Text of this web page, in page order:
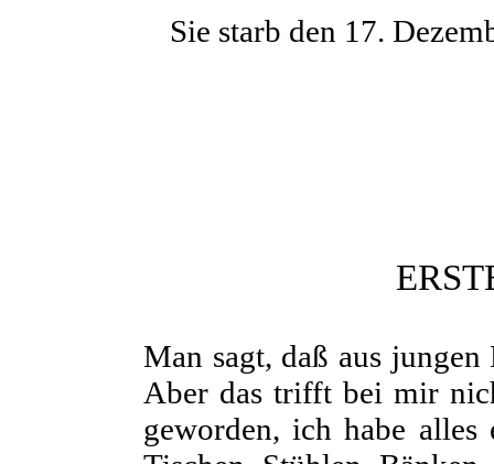
Sie starb den 17.
Man sagt, daß aus
Aber das trifft bei mir
geworden, ich habe